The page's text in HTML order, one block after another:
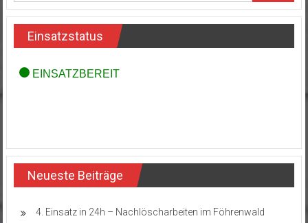
Einsatzstatus
Neueste Beiträge
4. Einsatz in 24h – Nachlöscharbeiten im Föhrenwald